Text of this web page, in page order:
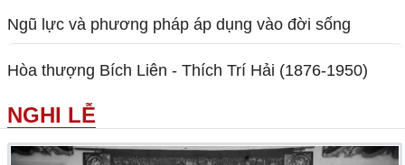
Ngũ lực và phương pháp áp dụng vào đời sống
Hòa thượng Bích Liên - Thích Trí Hải (1876-1950)
NGHI LỄ